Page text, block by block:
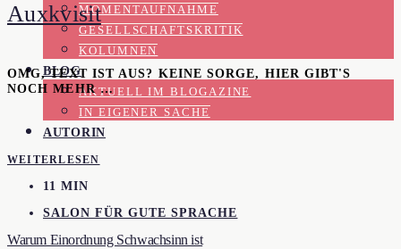
MOMENTAUFNAHME
GESELLSCHAFTSKRITIK
KOLUMNEN
BLOG
AKTUELL IM BLOGAZINE
IN EIGENER SACHE
AUTORIN
Auxkvisit
OMG, TEXT IST AUS? KEINE SORGE, HIER GIBT'S
NOCH MEHR …
WEITERLESEN
11 MIN
SALON FÜR GUTE SPRACHE
Warum Einordnung Schwachsinn ist